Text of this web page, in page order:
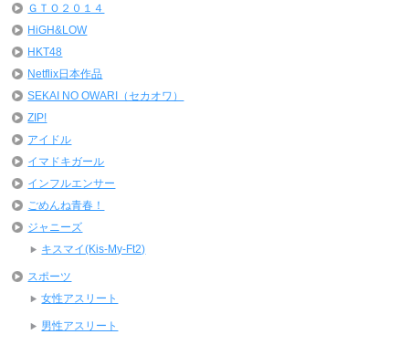
ＧＴＯ２０１４
HiGH&LOW
HKT48
Netflix日本作品
SEKAI NO OWARI（セカオワ）
ZIP!
アイドル
イマドキガール
インフルエンサー
ごめんね青春！
ジャニーズ
キスマイ(Kis-My-Ft2)
スポーツ
女性アスリート
男性アスリート